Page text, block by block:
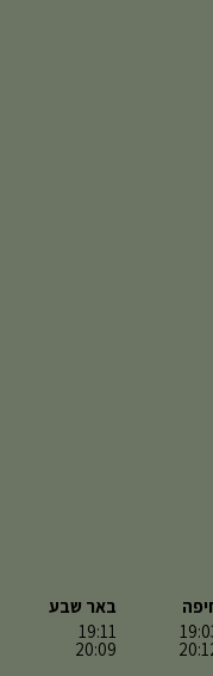
באר שבע
19:11
20:09